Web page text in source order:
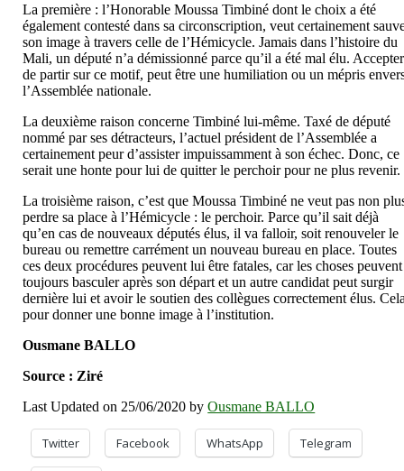
La première : l’Honorable Moussa Timbiné dont le choix a été
également contesté dans sa circonscription, veut certainement
son image à travers celle de l’Hémicycle. Jamais dans l’histoire du
Mali, un député n’a démissionné parce qu’il a été mal élu. Accepter
de partir sur ce motif, peut être une humiliation ou un mépris
l’Assemblée nationale.
La deuxième raison concerne Timbiné lui-même. Taxé de député
nommé par ses détracteurs, l’actuel président de l’Assemblée a
certainement peur d’assister impuissamment à son échec. Donc, ce
serait une honte pour lui de quitter le perchoir pour ne plus revenir.
La troisième raison, c’est que Moussa Timbiné ne veut pas non
perdre sa place à l’Hémicycle : le perchoir. Parce qu’il sait déjà
qu’en cas de nouveaux députés élus, il va falloir, soit renouveler le
bureau ou remettre carrément un nouveau bureau en place. Toutes
ces deux procédures peuvent lui être fatales, car les choses peuvent
toujours basculer après son départ et un autre candidat peut surgir
dernière lui et avoir le soutien des collègues correctement élus.
pour donner une bonne image à l’institution.
Ousmane BALLO
Source : Ziré
Last Updated on 25/06/2020 byOusmane BALLO
Twitter Facebook WhatsApp Telegram